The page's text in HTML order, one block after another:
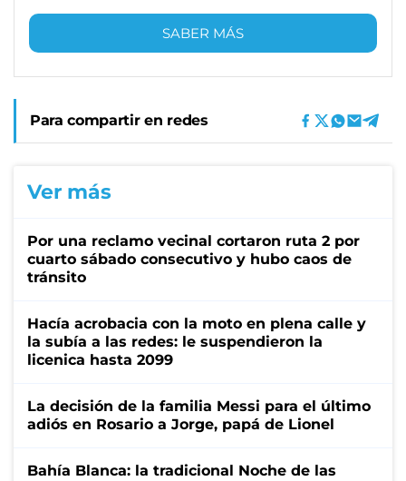
SABER MÁS
Para compartir en redes
Ver más
Por una reclamo vecinal cortaron ruta 2 por
cuarto sábado consecutivo y hubo caos de
tránsito
Hacía acrobacia con la moto en plena calle y
la subía a las redes: le suspendieron la
licenica hasta 2099
La decisión de la familia Messi para el último
adiós en Rosario a Jorge, papá de Lionel
Bahía Blanca: la tradicional Noche de las